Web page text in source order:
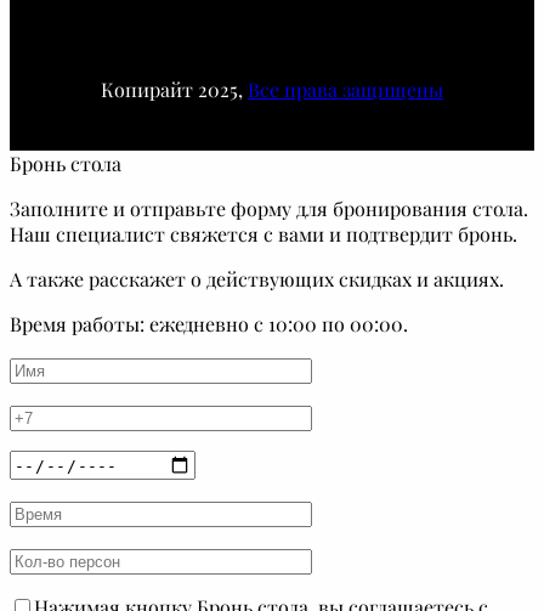
Копирайт 2025, Все права защищены
Бронь стола
Заполните и отправьте форму для бронирования стола.
Наш специалист свяжется с вами и подтвердит бронь.
А также расскажет о действующих скидках и акциях.
Время работы: ежедневно с 10:00 по 00:00.